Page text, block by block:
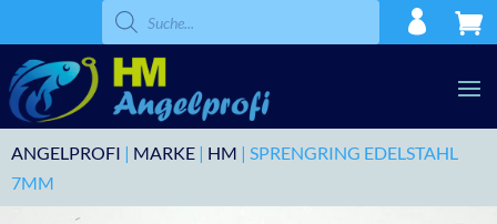
Products
search
ANGELPROFI | MARKE | HM | SPRENGRING EDELSTAHL
7MM